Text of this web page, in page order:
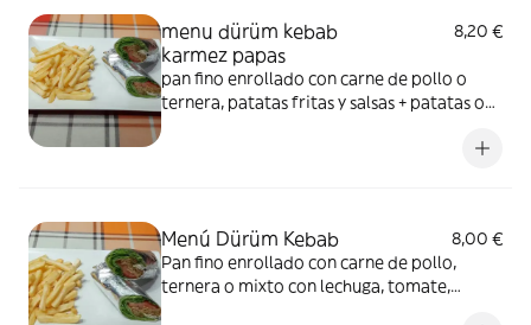
menu dürüm kebab
karmez papas
8,20 €
pan fino enrollado con carne de pollo o
ternera, patatas fritas y salsas + patatas o
Menú Dürüm Kebab
8,00 €
Pan fino enrollado con carne de pollo,
ternera o mixto con lechuga, tomate,